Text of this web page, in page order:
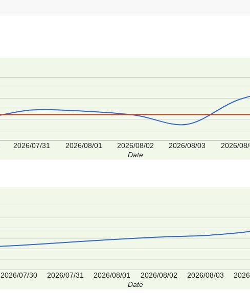
2026/07/31 2026/08/01 2026/08/02 2026/08/03 2026/
Date
2026/07/30 2026/07/31 2026/08/01 2026/08/02 2026/08/03
Date